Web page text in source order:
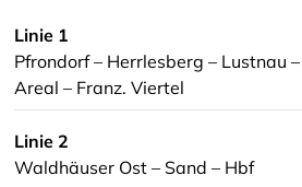
Linie 1
Pfrondorf – Herrlesberg – Lustnau
Areal – Franz. Viertel
Linie 2
Waldhäuser Ost – Sand – Hbf